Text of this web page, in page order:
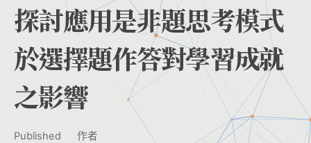
探討應用是非題思考模式
於選擇題作答對學習成就
之影響
Published 作者